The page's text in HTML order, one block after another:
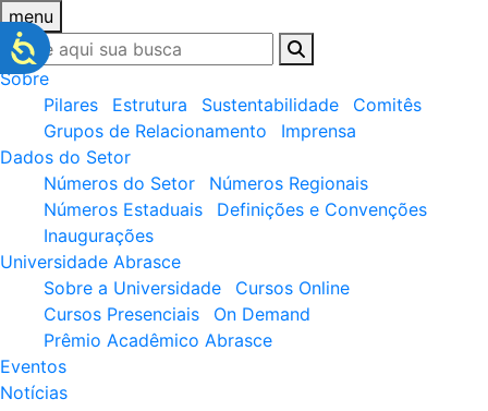
menu
Sobre
Pilares
Estrutura Sustentabilidade
Comitês
Grupos de Relacionamento
Imprensa
Dados do Setor
Números do Setor
Números Regionais
Números Estaduais
Definições e Convenções
Inaugurações
Universidade Abrasce
Sobre a Universidade
Cursos Online
Cursos Presenciais
On Demand
Prêmio Acadêmico Abrasce
Eventos
Notícias